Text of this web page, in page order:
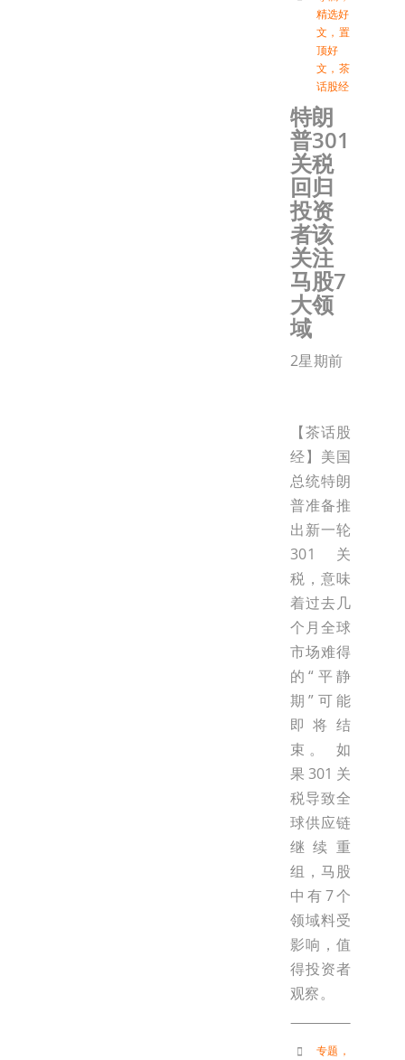
精选好
文 ， 置
顶好
文 ， 茶
话股经
特朗
普301
关税
回归
投资
者该
关注
马股7
大领
域
2星期前
【茶话股
经】美国
总统特朗
普准备推
出新一轮
301关
税，意味
着过去几
个月全球
市场难得
的“平静
期”可能
即将结
束。 如
果301关
税导致全
球供应链
继续重
组，马股
中有7个
领域料受
影响，值
得投资者
观察。
专题 ，